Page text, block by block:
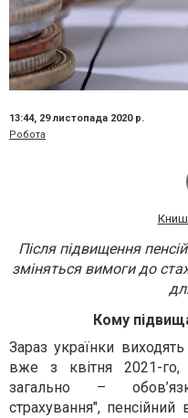
13:44, 29 листопада 2020 р.
Робота
Книш
Після підвищення
зміняться вимоги до
Кому
Зараз українки
вже з квітня 2021-
загально –
страхування",